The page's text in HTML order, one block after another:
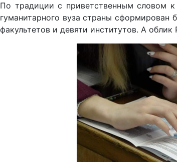
По традиции с приветственным словом
гуманитарного вуза страны сформирован
факультетов и девяти институтов. А